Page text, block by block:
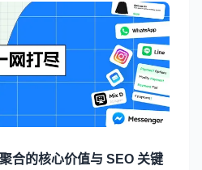
合的核心价值与 SEO 关键